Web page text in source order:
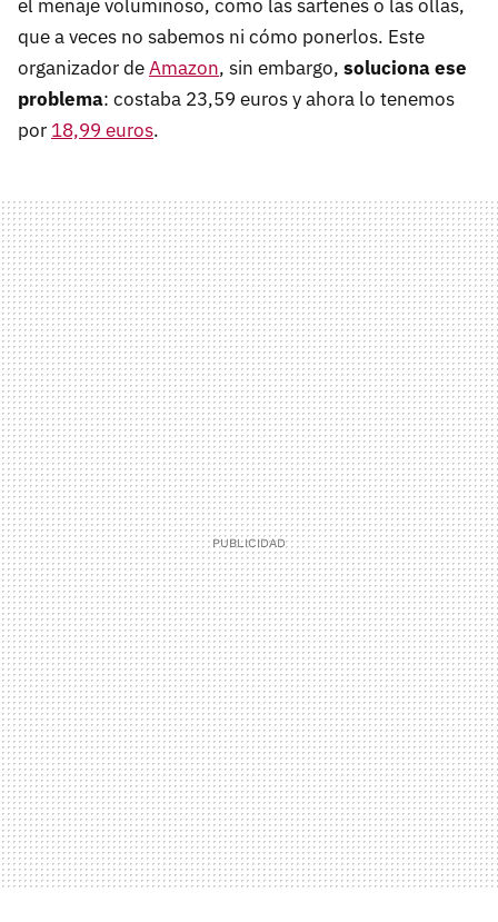
el menaje voluminoso, como las sartenes o las ollas,
que a veces no sabemos ni cómo ponerlos. Este
organizador deAmazon, sin embargo, soluciona ese
problema: costaba 23,59 euros y ahora lo tenemos
por 18,99 euros.